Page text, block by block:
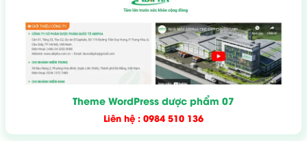
Theme WordPress dược phẩm 07
Liên hệ : 0984 510 136